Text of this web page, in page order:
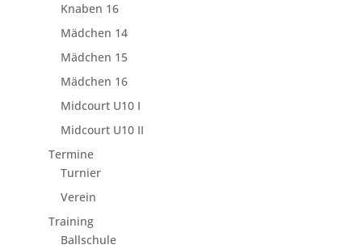
Knaben 16
Mädchen 14
Mädchen 15
Mädchen 16
Midcourt U10 I
Midcourt U10 II
Termine
Turnier
Verein
Training
Ballschule